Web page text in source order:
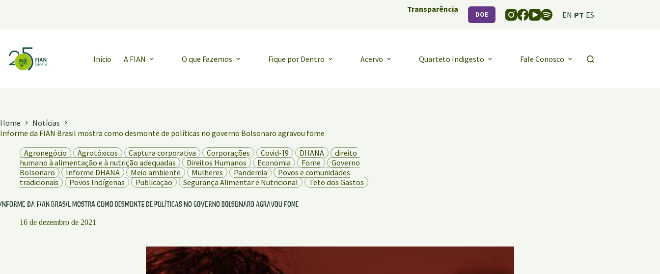
Transparência
DOE EN PT ES
Início A FIAN O que Fazemos Fique por Dentro Acervo Quarteto Indigesto Fale Conosco
Home
Notícias
Informe da FIAN Brasil mostra como desmonte de políticas no governo Bolsonaro agravou fome
Agronegócio
Agrotóxicos Captura corporativa Corporações Covid-19 DHANA
direito
humano à alimentação e à nutrição adequadas
Direitos Humanos Economia Fome
Governo
Bolsonaro
Informe DHANA Meio ambiente Mulheres Pandemia
Povos e comunidades
tradicionais
Povos Indígenas Publicação Segurança Alimentar e Nutricional Teto dos Gastos
Informe da FIAN Brasil mostra como desmonte de políticas no governo Bolsonaro agravou fome
16 de dezembro de 2021